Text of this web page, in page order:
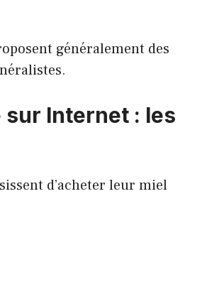
généralement des
Internet : les
d’acheter leur miel